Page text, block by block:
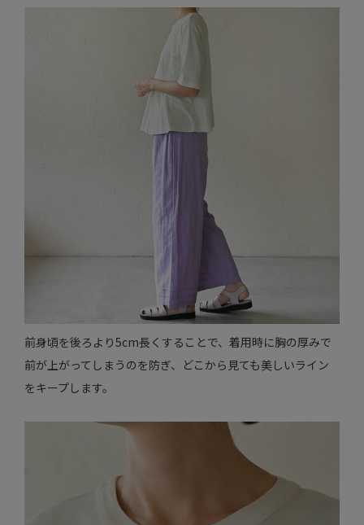
前身頃を後ろより5cm長くすることで、着用時に胸の厚みで
前が上がってしまうのを防ぎ、どこから見ても美しいライン
をキープします。